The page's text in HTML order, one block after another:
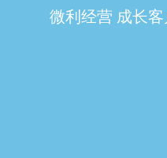
微利经营 成长